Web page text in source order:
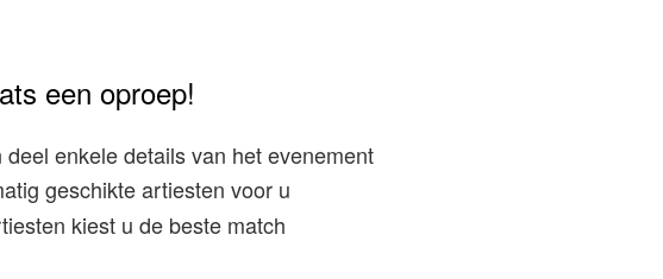
een oproep!
enkele details van het evenement
geschikte artiesten voor u
kiest u de beste match